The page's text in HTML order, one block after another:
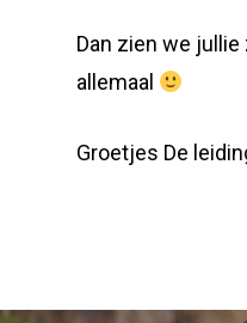
Dan zien we
allemaal
Groetjes De